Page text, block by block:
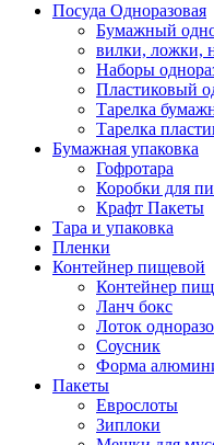
Посуда Одноразовая
Бумажный
вилки, ложки,
Наборы
Пластиковый
Тарелка
Тарелка
Бумажная упаковка
Гофротара
Коробки для
Крафт Пакеты
Тара и упаковка
Пленки
Контейнер пищевой
Контейнер
Ланч бокс
Лоток
Соусник
Форма
Пакеты
Еврослоты
Зиплоки